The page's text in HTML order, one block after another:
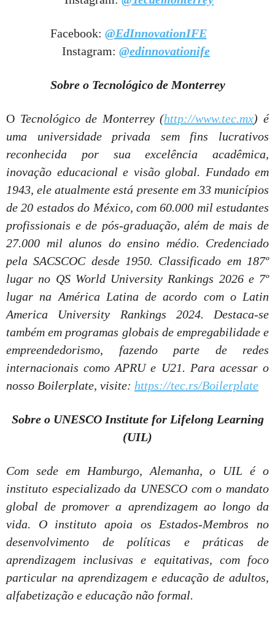
Facebook: @EdInnovationIFE
Instagram: @edinnovationife
Sobre o Tecnológico de Monterrey
O Tecnológico de Monterrey (http://www.tec.mx) é
uma universidade privada sem fins lucrativos
reconhecida por sua excelência acadêmica,
inovação educacional e visão global. Fundado em
1943, ele atualmente está presente em 33 municípios
de 20 estados do México, com 60.000 mil estudantes
profissionais e de pós-graduação, além de mais de
27.000 mil alunos do ensino médio. Credenciado
pela SACSCOC desde 1950. Classificado em 187º
lugar no QS World University Rankings 2026 e 7º
lugar na América Latina de acordo com o Latin
America University Rankings 2024. Destaca-se
também em programas globais de empregabilidade e
empreendedorismo, fazendo parte de redes
internacionais como APRU e U21. Para acessar o
nosso Boilerplate, visite: https://tec.rs/Boilerplate
Sobre o UNESCO Institute for Lifelong Learning
(UIL)
Com sede em Hamburgo, Alemanha, o UIL é o
instituto especializado da UNESCO com o mandato
global de promover a aprendizagem ao longo da
vida. O instituto apoia os Estados-Membros no
desenvolvimento de políticas e práticas de
aprendizagem inclusivas e equitativas, com foco
particular na aprendizagem e educação de adultos,
alfabetização e educação não formal.